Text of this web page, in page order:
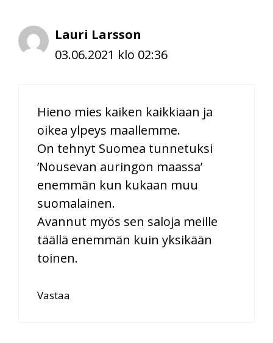
Lauri Larsson
03.06.2021 klo 02:36
Hieno mies kaiken kaikkiaan ja
oikea ylpeys maallemme.
On tehnyt Suomea tunnetuksi
’Nousevan auringon maassa’
enemmän kun kukaan muu
suomalainen.
Avannut myös sen saloja meille
täällä enemmän kuin yksikään
toinen.
Vastaa